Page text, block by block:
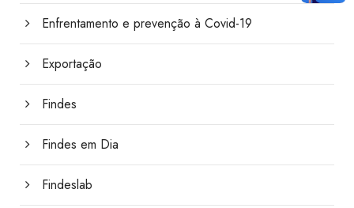
Enfrentamento e prevenção à Covid-19
Exportação
Findes
Findes em Dia
Findeslab